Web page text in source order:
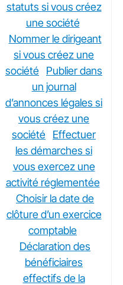
statuts si vous créez
une société
Nommer le dirigeant
si vous créez une
société
Publier dans
un journal
d’annonces légales si
vous créez une
société
Effectuer
les démarches si
vous exercez une
activité réglementée
Choisir la date de
clôture d’un exercice
comptable
Déclaration des
bénéficiaires
effectifs de la